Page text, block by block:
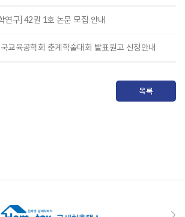
연구] 42권 1호 논문 모집 안내
교육공학회 춘계학술대회 발표원고 신청안내
목록